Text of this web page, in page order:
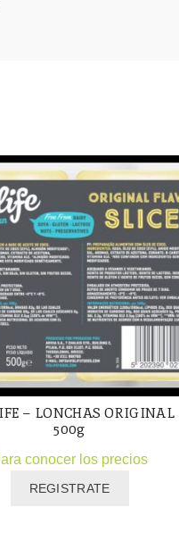
– LONCHAS ORIGINAL
500g
conocer los precios
REGISTRATE